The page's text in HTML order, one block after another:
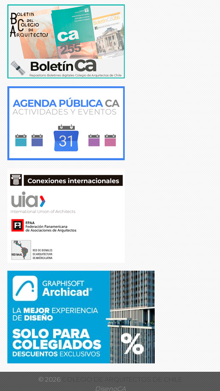
© 2026COLEGIO DE ARQUITECTOS DE CHILE
DisenoCA